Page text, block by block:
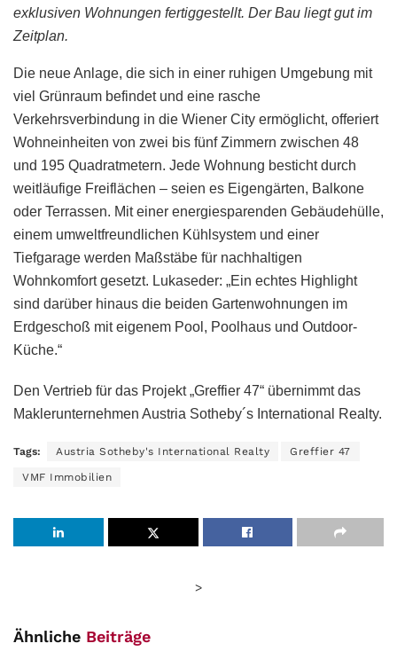
exklusiven Wohnungen fertiggestellt. Der Bau liegt gut im
Zeitplan.
Die neue Anlage, die sich in einer ruhigen Umgebung mit
viel Grünraum befindet und eine rasche
Verkehrsverbindung in die Wiener City ermöglicht, offeriert
Wohneinheiten von zwei bis fünf Zimmern zwischen 48
und 195 Quadratmetern. Jede Wohnung besticht durch
weitläufige Freiflächen – seien es Eigengärten, Balkone
oder Terrassen. Mit einer energiesparenden Gebäudehülle,
einem umweltfreundlichen Kühlsystem und einer
Tiefgarage werden Maßstäbe für nachhaltigen
Wohnkomfort gesetzt. Lukaseder: „Ein echtes Highlight
sind darüber hinaus die beiden Gartenwohnungen im
Erdgeschoß mit eigenem Pool, Poolhaus und Outdoor-
Küche.“
Den Vertrieb für das Projekt „Greffier 47“ übernimmt das
Maklerunternehmen Austria Sotheby´s International Realty.
Tags: Austria Sotheby's International Realty Greffier 47
VMF Immobilien
>
Ähnliche Beiträge